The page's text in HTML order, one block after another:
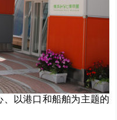
以港口和船舶为主题的